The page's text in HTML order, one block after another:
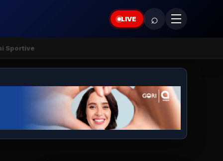
LIVE ⌕
Sportive